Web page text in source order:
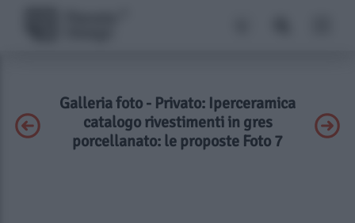
Galleria foto - Privato: Iperceramica
catalogo rivestimenti in gres
porcellanato: le proposte Foto 7